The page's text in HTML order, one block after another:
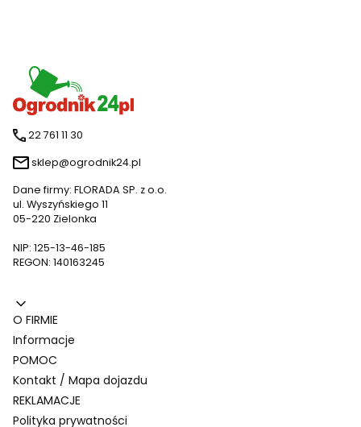
22 761 11 30
sklep@ogrodnik24.pl
Dane firmy: FLORADA SP. z o.o.
ul. Wyszyńskiego 11
05-220 Zielonka
NIP: 125-13-46-185
REGON: 140163245
Linki w stopce
O FIRMIE
Informacje
POMOC
Kontakt / Mapa dojazdu
REKLAMACJE
Polityka prywatności